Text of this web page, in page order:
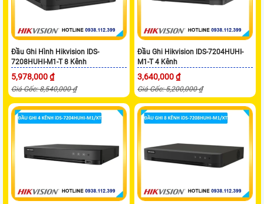
Đầu Ghi Hình Hikvision IDS-
7208HUHI-M1-T 8 Kênh
5,978,000 ₫
Giá Gốc: 8,540,000 ₫
Đầu Ghi Hikvision IDS-7204HUHI-
M1-T 4 Kênh
3,640,000 ₫
Giá Gốc: 5,200,000 ₫